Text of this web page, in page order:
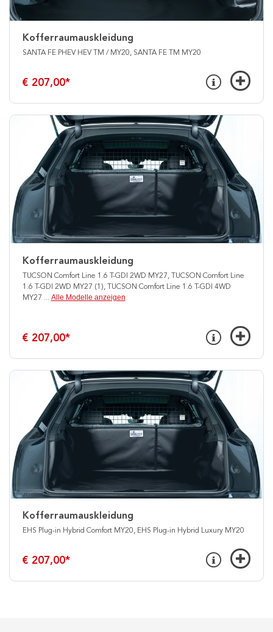
Kofferraumauskleidung
SANTA FE PHEV HEV TM / MY20, SANTA FE TM MY20
€ 207,00*
Kofferraumauskleidung
TUCSON Comfort Line 1.6 T-GDI 2WD MY27, TUCSON Comfort Line
1.6 T-GDI 2WD MY27 (1), TUCSON Comfort Line 1.6 T-GDI 4WD
MY27 ... Alle Modelle anzeigen
€ 207,00*
Kofferraumauskleidung
EHS Plug-in Hybrid Comfort MY20, EHS Plug-in Hybrid Luxury MY20
€ 207,00*